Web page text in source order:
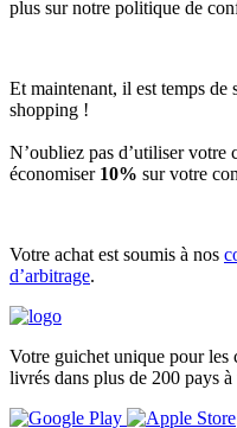
plus sur notre politique de
Et maintenant, il est temps de
shopping !
N’oubliez pas d’utiliser votre
économiser 10% sur votre
Votre achat est soumis à nos
d’arbitrage.
Votre guichet unique pour les
livrés dans plus de 200 pays